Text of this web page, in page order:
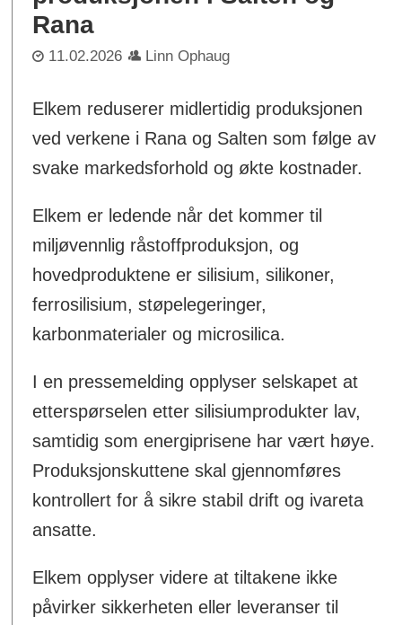
Rana
11.02.2026 Linn Ophaug
Elkem reduserer midlertidig produksjonen
ved verkene i Rana og Salten som følge av
svake markedsforhold og økte kostnader.
Elkem er ledende når det kommer til
miljøvennlig råstoffproduksjon, og
hovedproduktene er silisium, silikoner,
ferrosilisium, støpelegeringer,
karbonmaterialer og microsilica.
I en pressemelding opplyser selskapet at
etterspørselen etter silisiumprodukter lav,
samtidig som energiprisene har vært høye.
Produksjonskuttene skal gjennomføres
kontrollert for å sikre stabil drift og ivareta
ansatte.
Elkem opplyser videre at tiltakene ikke
påvirker sikkerheten eller leveranser til